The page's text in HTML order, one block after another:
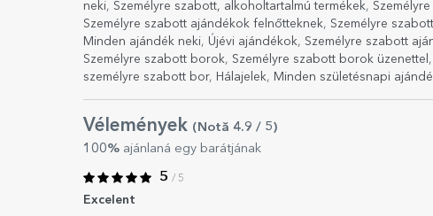
neki, Személyre szabott, alkoholtartalmú termékek,
Személyre szabott ajándékok felnőtteknek, Személyre
Minden ajándék neki, Újévi ajándékok, Személyre szabott
Személyre szabott borok, Személyre szabott borok üzenettel ,
személyre szabott bor, Hálajelek, Minden születésnapi
Vélemények (Notă 4.9 / 5)
100% ajánlaná egy barátjának
5 / 5
Excelent